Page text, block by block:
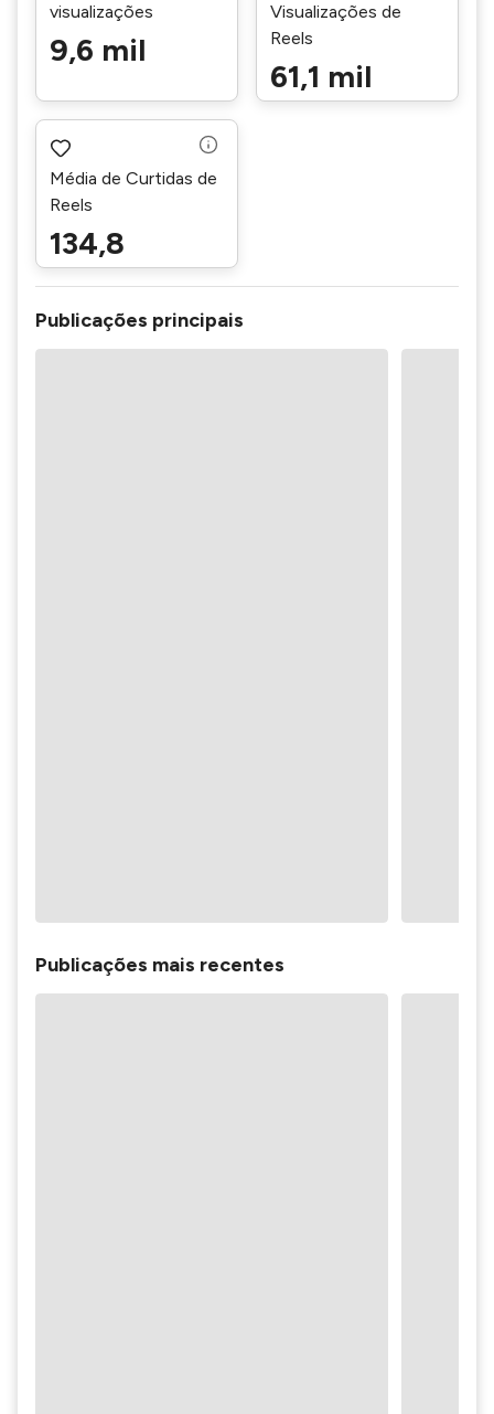
visualizações
9,6 mil
Visualizações de
Reels
61,1 mil
Média de Curtidas de
Reels
134,8
Publicações principais
Publicações mais recentes